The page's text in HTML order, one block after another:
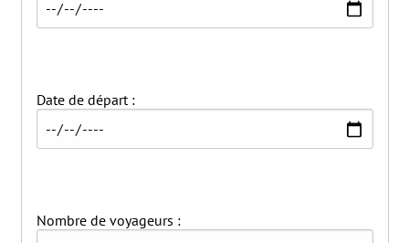
Date de départ :
Nombre de voyageurs :